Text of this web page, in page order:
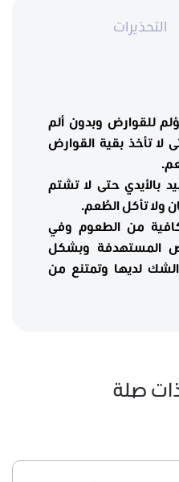
التحذيرات
للقوارض وبدون ألم
لا تأخذ بقية القوارض
بالأيدي حتى لا تشتم
ولا تأكل الطُعم.
من الطعوم وفي
المستهدفة وبشكل
لديها وتمتنع من
صلة